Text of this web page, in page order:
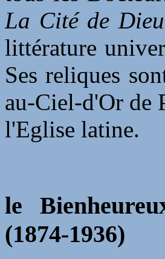
La Cité de Dieu
littérature
Ses reliques
au-Ciel-d'Or de
l'Eglise latine.
le
(1874-1936)